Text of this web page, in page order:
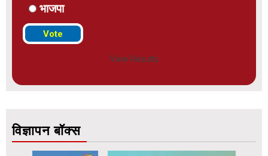
भाजपा
View Results
विज्ञापन बॉक्स